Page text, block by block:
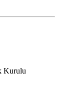
Kurulu